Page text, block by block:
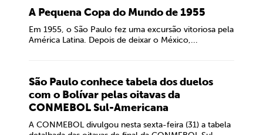
A Pequena Copa do Mundo de 1955
Em 1955, o São Paulo fez uma excursão vitoriosa pela
América Latina. Depois de deixar o México,...
São Paulo conhece tabela dos duelos
com o Bolívar pelas oitavas da
CONMEBOL Sul-Americana
A CONMEBOL divulgou nesta sexta-feira (31) a tabela